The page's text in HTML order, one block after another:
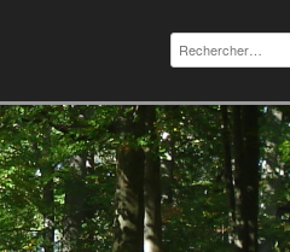
Rechercher :